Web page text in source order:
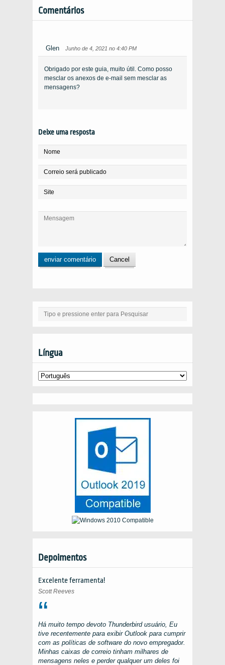
Comentários
Glen Junho de 4, 2021 no 4:40 PM
Obrigado por este guia, muito útil. Como posso
mesclar os anexos de e-mail sem mesclar as
mensagens?
Deixe uma resposta
Língua
Depoimentos
Excelente ferramenta!
Scott Reeves
Há muito tempo devoto Thunderbirdusuário, Eu
tive recentemente para exibir Outlook para cumprir
com as políticas de software do novo empregador.
Minhas caixas de correio tinham milhares de
mensagens neles e perder qualquer um deles foi